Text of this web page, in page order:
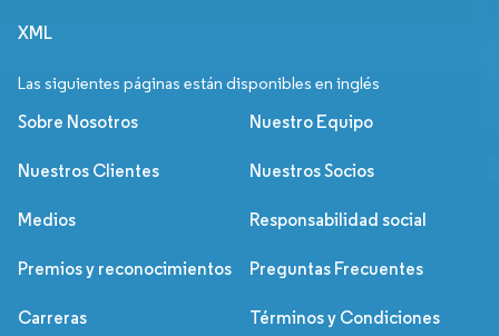
XML
Las siguientes páginas están disponibles en inglés
Sobre Nosotros Nuestro Equipo
Nuestros Clientes Nuestros Socios
Medios Responsabilidad social
Premios y reconocimientos Preguntas Frecuentes
Carreras Términos y Condiciones